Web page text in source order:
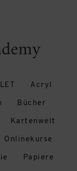
Acryl
Bücher
Kartenwelt
Onlinekurse
Papiere